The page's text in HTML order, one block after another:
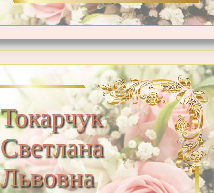
Токарчук
Светлана
Львовна